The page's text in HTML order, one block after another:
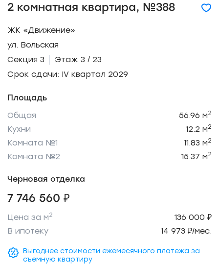
2 комнатная квартира, №388
ЖК «Движение»
ул. Вольская
Секция 3
Этаж 3 / 23
Срок сдачи: IV квартал 2029
Площадь
Общая
56.96 м2
Кухни 12.2 м2
Комната №1 11.83 м2
Комната №2 15.37 м2
Черновая отделка
7 746 560 ₽
Цена за м2
136 000 ₽
В ипотеку
14 973 ₽/мес.
Выгоднее стоимости ежемесячного платежа за
съемную квартиру